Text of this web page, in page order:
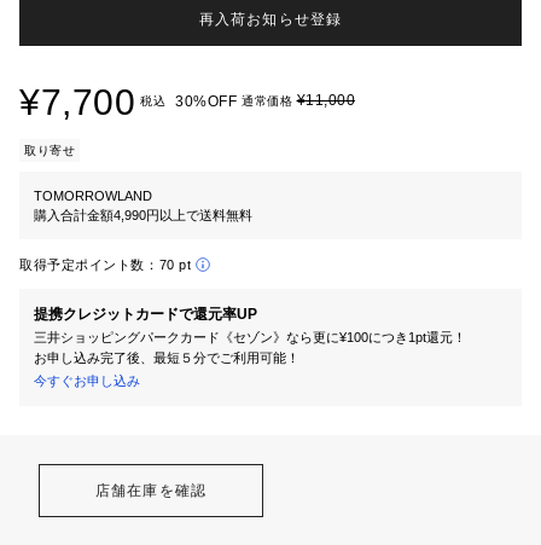
再入荷お知らせ登録
¥7,700 税込 30%OFF 通常価格¥11,000
取り寄せ
TOMORROWLAND
購入合計金額4,990円以上で送料無料
取得予定ポイント数： 70 pt
提携クレジットカードで還元率UP
三井ショッピングパークカード《セゾン》なら更に¥100につき1pt還元！
お申し込み完了後、最短５分でご利用可能！
今すぐお申し込み
店舗在庫を確認